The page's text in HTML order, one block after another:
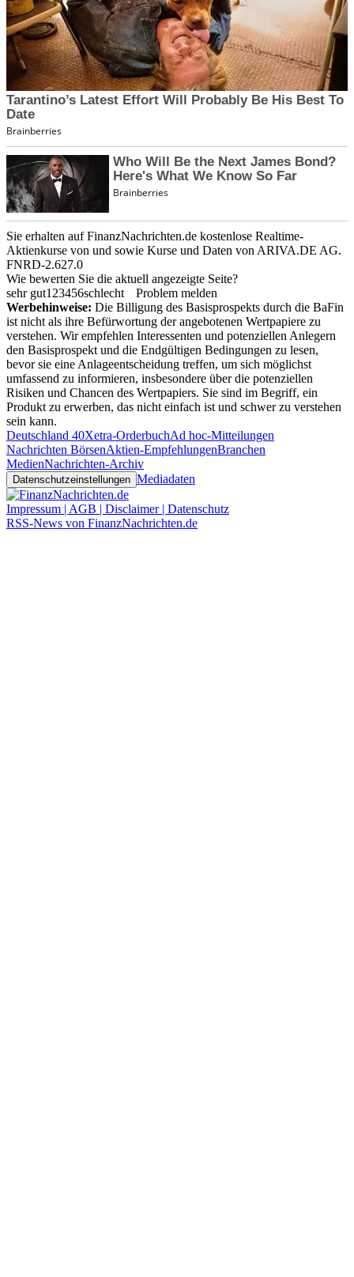
Sie erhalten auf FinanzNachrichten.de kostenlose Realtime-
Aktienkurse von und sowie Kurse und Daten von ARIVA.DE AG.
FNRD-2.627.0
Wie bewerten Sie die aktuell angezeigte Seite?
sehr gut1 23456schlecht
Problem melden
Werbehinweise: Die Billigung des Basisprospekts durch die BaFin
ist nicht als ihre Befürwortung der angebotenen Wertpapiere zu
verstehen. Wir empfehlen Interessenten und potenziellen Anlegern
den Basisprospekt und die Endgültigen Bedingungen zu lesen,
bevor sie eine Anlageentscheidung treffen, um sich möglichst
umfassend zu informieren, insbesondere über die potenziellen
Risiken und Chancen des Wertpapiers. Sie sind im Begriff, ein
Produkt zu erwerben, das nicht einfach ist und schwer zu verstehen
sein kann.
Deutschland 40Xetra-OrderbuchAd hoc-Mitteilungen
Nachrichten BörsenAktien-EmpfehlungenBranchen
MedienNachrichten-Archiv
Datenschutzeinstellungen Mediadaten
Impressum | AGB | Disclaimer | Datenschutz
RSS-News von FinanzNachrichten.de